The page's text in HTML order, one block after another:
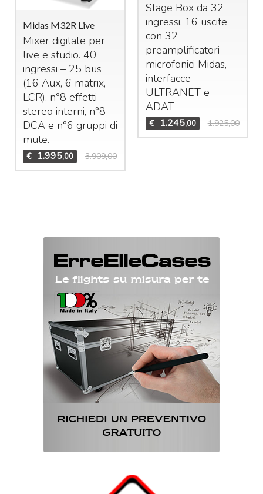
Midas M32R Live
Mixer digitale per
live e studio. 40
ingressi – 25 bus
(16 Aux, 6 matrix,
LCR). n°8 effetti
stereo interni, n°8
DCAe n°6 gruppi di
mute.
€ 1.995,00 3.909,00
Stage Box da 32
ingressi, 16 uscite
con 32
preamplificatori
microfonici Midas,
interfacce
ULTRANETe
ADAT
€ 1.245,00 1.925,00